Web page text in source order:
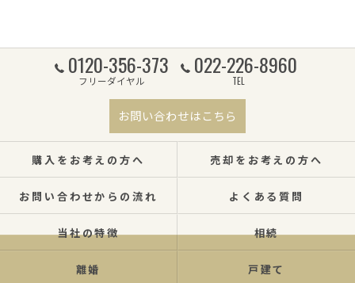
0120-356-373
フリーダイヤル
022-226-8960
TEL
お問い合わせはこちら
購入をお考えの方へ 売却をお考えの方へ
お問い合わせからの流れ よくある質問
当社の特徴 相続
離婚 戸建て